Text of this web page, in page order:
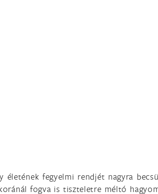
fegyelmi rendjét nagyra
fogva is tiszteletre méltó